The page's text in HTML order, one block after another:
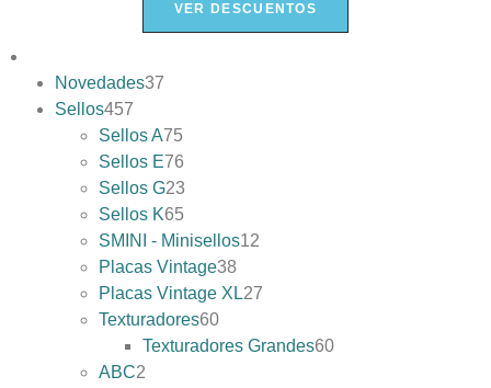
VER DESCUENTOS
Novedades37
Sellos457
Sellos A75
Sellos E76
Sellos G23
Sellos K65
SMINI - Minisellos12
Placas Vintage38
Placas Vintage XL27
Texturadores60
Texturadores Grandes60
ABC2